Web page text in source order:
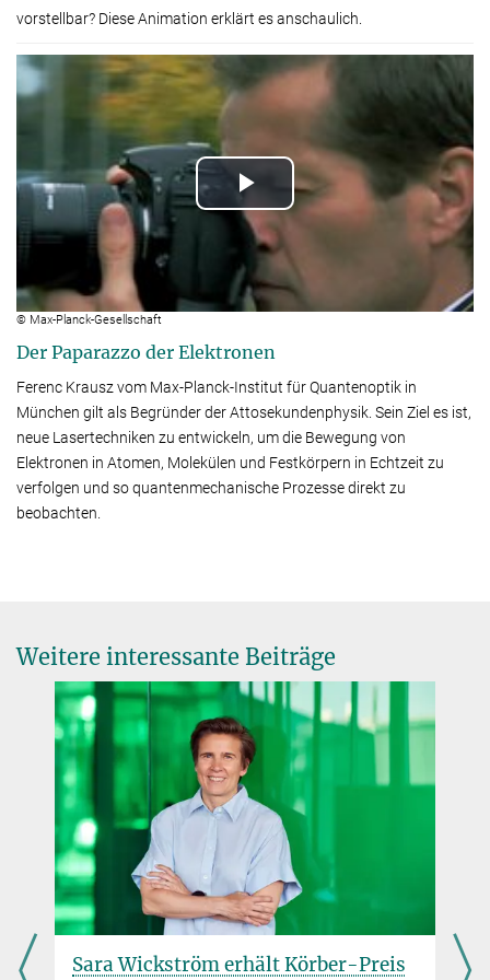
vorstellbar? Diese Animation erklärt es anschaulich.
Play
Video
© Max-Planck-Gesellschaft
Der Paparazzo der Elektronen
Ferenc Krausz vom Max-Planck-Institut für Quantenoptik in
München gilt als Begründer der Attosekundenphysik. Sein Ziel es ist,
neue Lasertechniken zu entwickeln, um die Bewegung von
Elektronen in Atomen, Molekülen und Festkörpern in Echtzeit zu
verfolgen und so quantenmechanische Prozesse direkt zu
beobachten.
Weitere interessante Beiträge
Preis
Acht ERC Advanced Grants für Max-